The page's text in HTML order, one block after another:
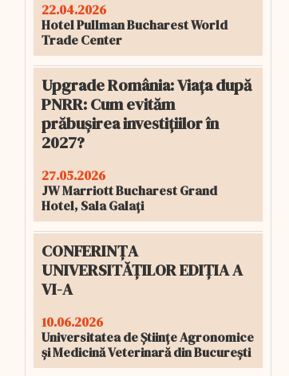
22.04.2026
Hotel Pullman Bucharest World
Trade Center
Upgrade România: Viața după
PNRR: Cum evităm
prăbușirea investițiilor în
2027?
27.05.2026
JW Marriott Bucharest Grand
Hotel, Sala Galați
CONFERINȚA
UNIVERSITĂȚILOR EDIȚIA A
VI-A
10.06.2026
Universitatea de Științe Agronomice
și Medicină Veterinară din București